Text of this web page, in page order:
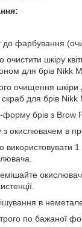
до фарбування
шкіру
для брів Nikk
очищення шкіри
для брів Nikk
форму брів з Brow
окислювачем в
використовувати
в
по бажаної